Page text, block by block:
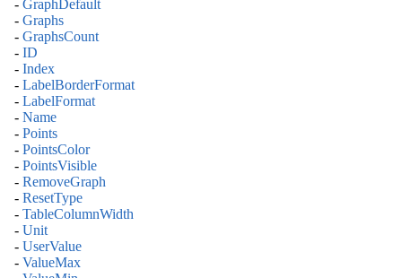
- GraphDefault
- Graphs
- GraphsCount
- ID
- Index
- LabelBorderFormat
- LabelFormat
- Name
- Points
- PointsColor
- PointsVisible
- RemoveGraph
- ResetType
- TableColumnWidth
- Unit
- UserValue
- ValueMax